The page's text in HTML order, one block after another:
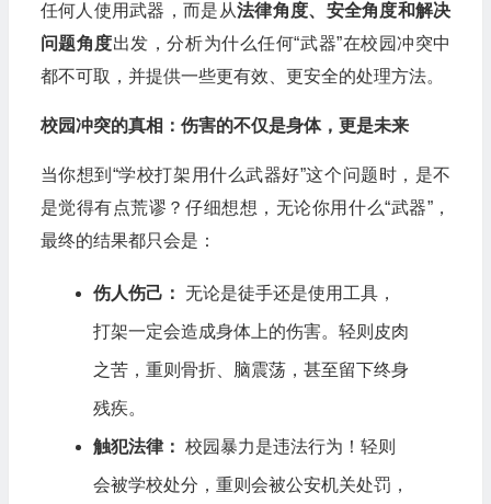
任何人使用武器，而是从法律角度、安全角度和解决
问题角度出发，分析为什么任何“武器”在校园冲突中
都不可取，并提供一些更有效、更安全的处理方法。
校园冲突的真相：伤害的不仅是身体，更是未来
当你想到“学校打架用什么武器好”这个问题时，是不
是觉得有点荒谬？仔细想想，无论你用什么“武器”，
最终的结果都只会是：
伤人伤己： 无论是徒手还是使用工具，
打架一定会造成身体上的伤害。轻则皮肉
之苦，重则骨折、脑震荡，甚至留下终身
残疾。
触犯法律： 校园暴力是违法行为！轻则
会被学校处分，重则会被公安机关处罚，